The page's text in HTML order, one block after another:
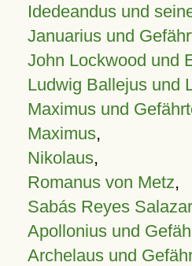
Idedeandus und
Januarius und
John Lockwood und
Ludwig Ballejus und
Maximus und
Maximus,
Nikolaus,
Romanus von Metz,
Sabás Reyes Salazar
Apollonius und
Archelaus und